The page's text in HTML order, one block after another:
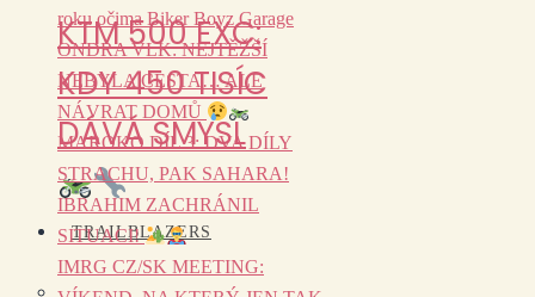
KTM 500 EXC:
KDY 450 TISÍC
DÁVÁ SMYSL
TRAILBLAZERS
roku očima Biker Boyz Garage
ONDRA VLK: NEJTĚŽŠÍ
NEBYLA CESTA… ALE
NÁVRAT DOMŮ
MAROKO DÍL 3: DVA DÍLY
STRACHU, PAK SAHARA!
IBRAHIM ZACHRÁNIL
SITUACI!
IMRG CZ/SK MEETING: